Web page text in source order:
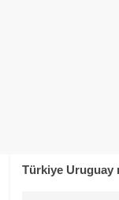
Türkiye Uruguay